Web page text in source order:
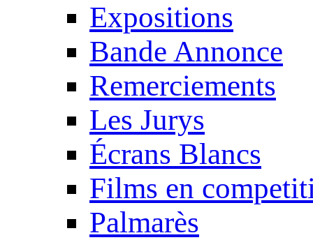
Expositions
Bande Annonce
Remerciements
Les Jurys
Écrans Blancs
Films en
Palmarès